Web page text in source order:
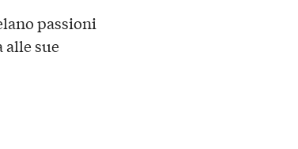
passioni
sue